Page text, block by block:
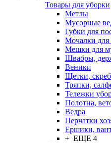
Товары для уборки
Метлы
Мусорные
Губки для
Мочалки для
Мешки для
Швабры,
Веники
Щетки,
Тряпки,
Тележки
Полотна,
Ведра
Перчатки
Ершики,
+ ЕЩЕ 4